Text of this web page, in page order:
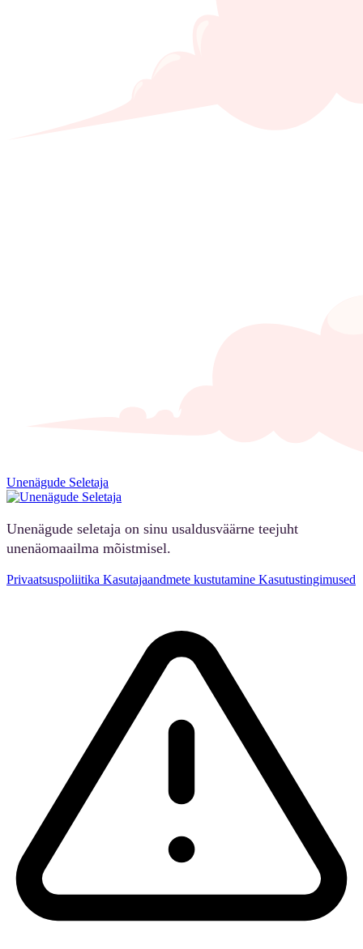
Unenägude Seletaja
Unenägude seletaja on sinu usaldusväärne teejuht
unenäomaailma mõistmisel.
Privaatsuspoliitika Kasutajaandmete kustutamine Kasutustingimused